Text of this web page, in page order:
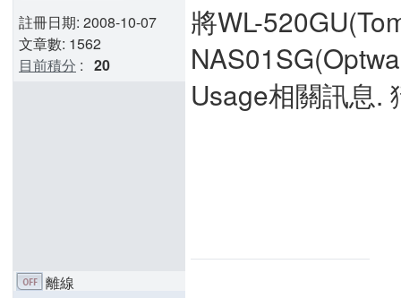
註冊日期: 2008-10-07
文章數: 1562
目前積分 : 20
將WL-
Usage相關訊息.
離線